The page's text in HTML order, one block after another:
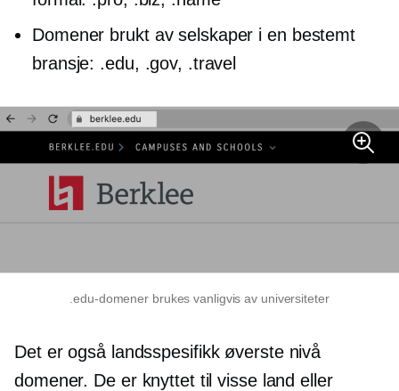
Domener brukt av selskaper i en bestemt
bransje: .edu, .gov, .travel
.edu-domener brukes vanligvis av universiteter
Det er også landsspesifikk øverste nivå
domener. De er knyttet til visse land eller